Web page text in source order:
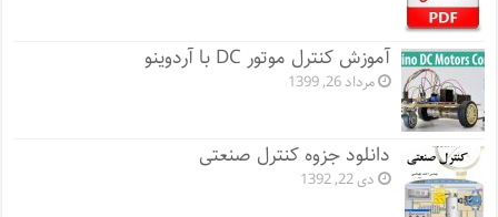
آموزش کنترل موتور DC با آردوینو
مرداد 26, 1399
دانلود جزوه کنترل صنعتی
دی 22, 1392